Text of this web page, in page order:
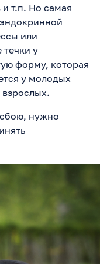
т.п. Но самая
или
течки у
форму, которая
у молодых
нужно